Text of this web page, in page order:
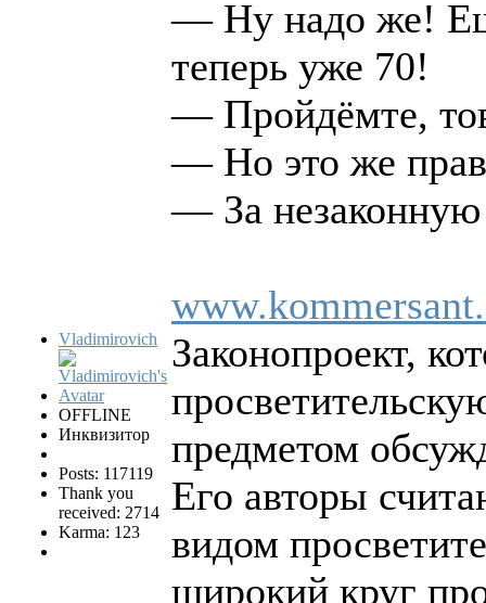
Vladimirovich
OFFLINE
Инквизитор
Posts: 117119
Thank you
received: 2714
Karma: 123
— Ну надо же!
теперь уже 70!
— Пройдёмте,
— Но это же
— За незаконную
Законопроект,
предметом
Его авторы
видом
широкий круг